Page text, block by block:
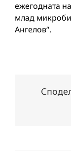
ежегодната
млад
Ангелов“.